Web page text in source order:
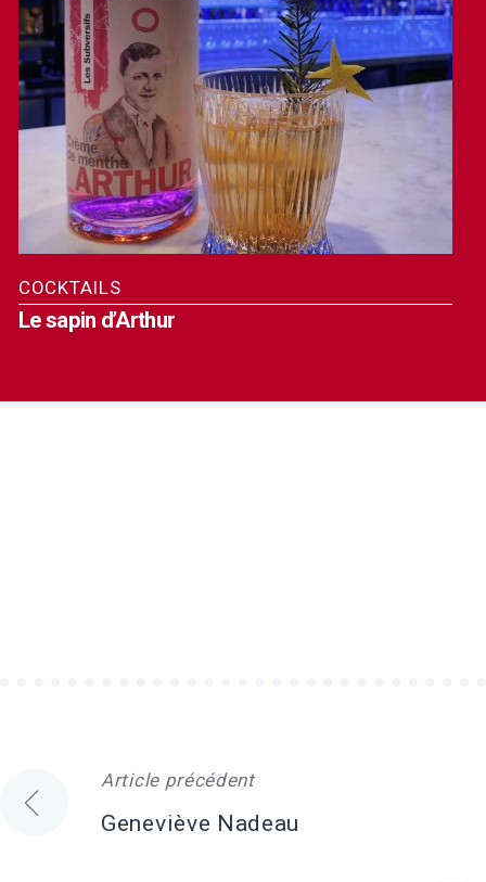
COCKTAILS
Le sapin d’Arthur
Navigation
Article précédent
Geneviève Nadeau